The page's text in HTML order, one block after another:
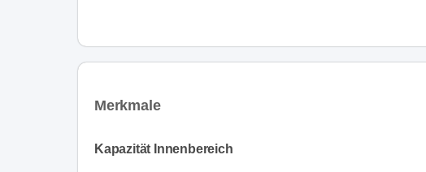
Merkmale
Kapazität Innenbereich